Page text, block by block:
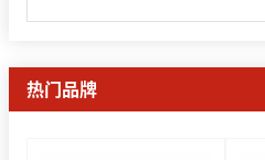
热门品牌